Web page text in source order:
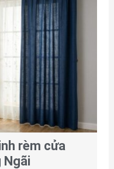
rèm cửa
Ngãi